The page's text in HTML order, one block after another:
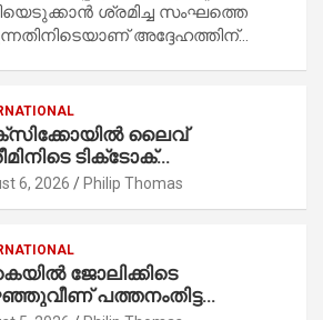
ശ്രമിച്ച സംഘത്തെ
അദ്ദേഹത്തിന്…
ലൈവ്
ടിക്‌ടോക്
വെടിയേറ്റ്
6, 2026 Philip Thomas
ജോലിക്കിടെ
പത്തനംതിട്ട